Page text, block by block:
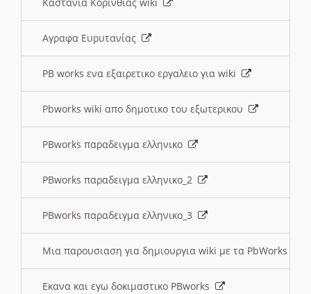
Αγραφα Ευρυτανίας
PB works ενα εξαιρετικο εργαλειο για wiki
Pbworks wiki απο δημοτικο του εξωτερικου
PBworks παραδειγμα ελληνικο
PBworks παραδειγμα ελληνικο_2
PBworks παραδειγμα ελληνικο_3
Μια παρουσιαση για δημιουργια wiki με τα PbWorks
Εκανα και εγω δοκιμαστικο PBworks